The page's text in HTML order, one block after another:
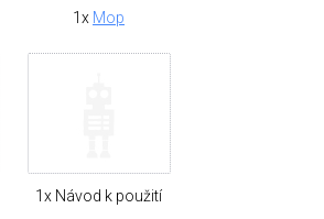
1x Mop
1x Návod k použití